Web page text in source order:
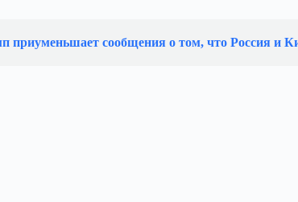
приуменьшает сообщения о том, что Россия и